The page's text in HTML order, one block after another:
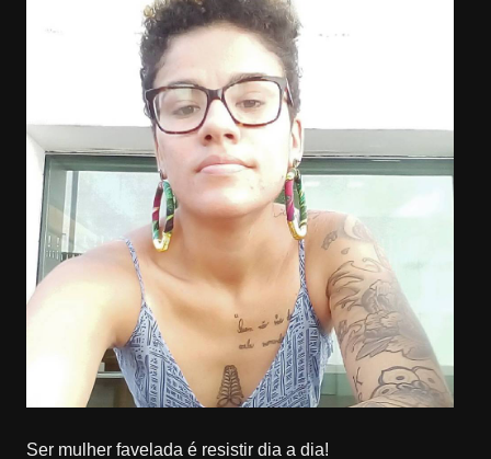
Ser mulher favelada é resistir dia a dia!